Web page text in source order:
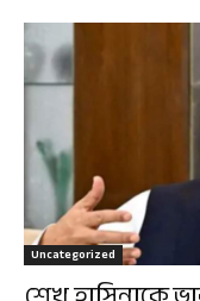
Uncategorized